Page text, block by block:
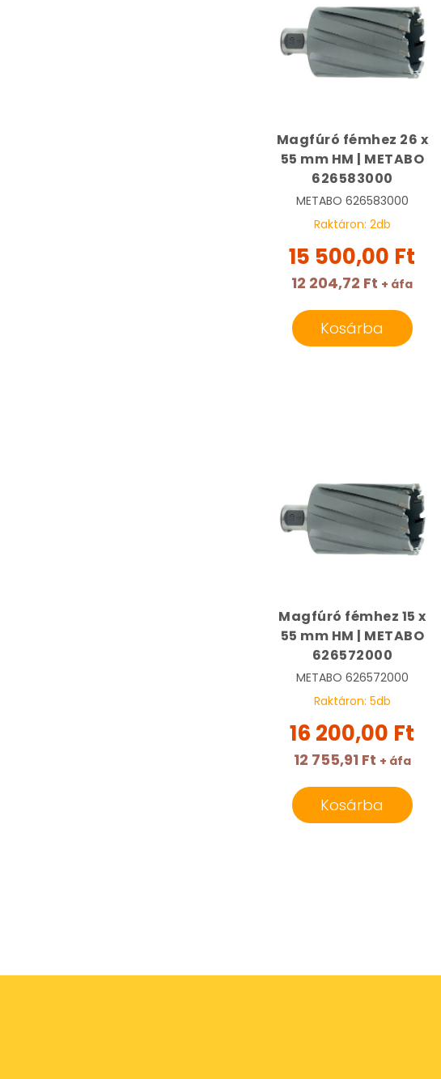
Magfúró fémhez 26 x
55 mm HM | METABO
626583000
METABO 626583000
Raktáron: 2db
15 500,00 Ft
12 204,72 Ft + áfa
Kosárba
Magfúró fémhez 15 x
55 mm HM | METABO
626572000
METABO 626572000
Raktáron: 5db
16 200,00 Ft
12 755,91 Ft + áfa
Kosárba